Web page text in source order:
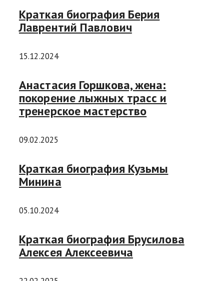
Краткая биография Берия
Лаврентий Павлович
15.12.2024
Анастасия Горшкова, жена:
покорение лыжных трасс и
тренерское мастерство
09.02.2025
Краткая биография Кузьмы
Минина
05.10.2024
Краткая биография Брусилова
Алексея Алексеевича